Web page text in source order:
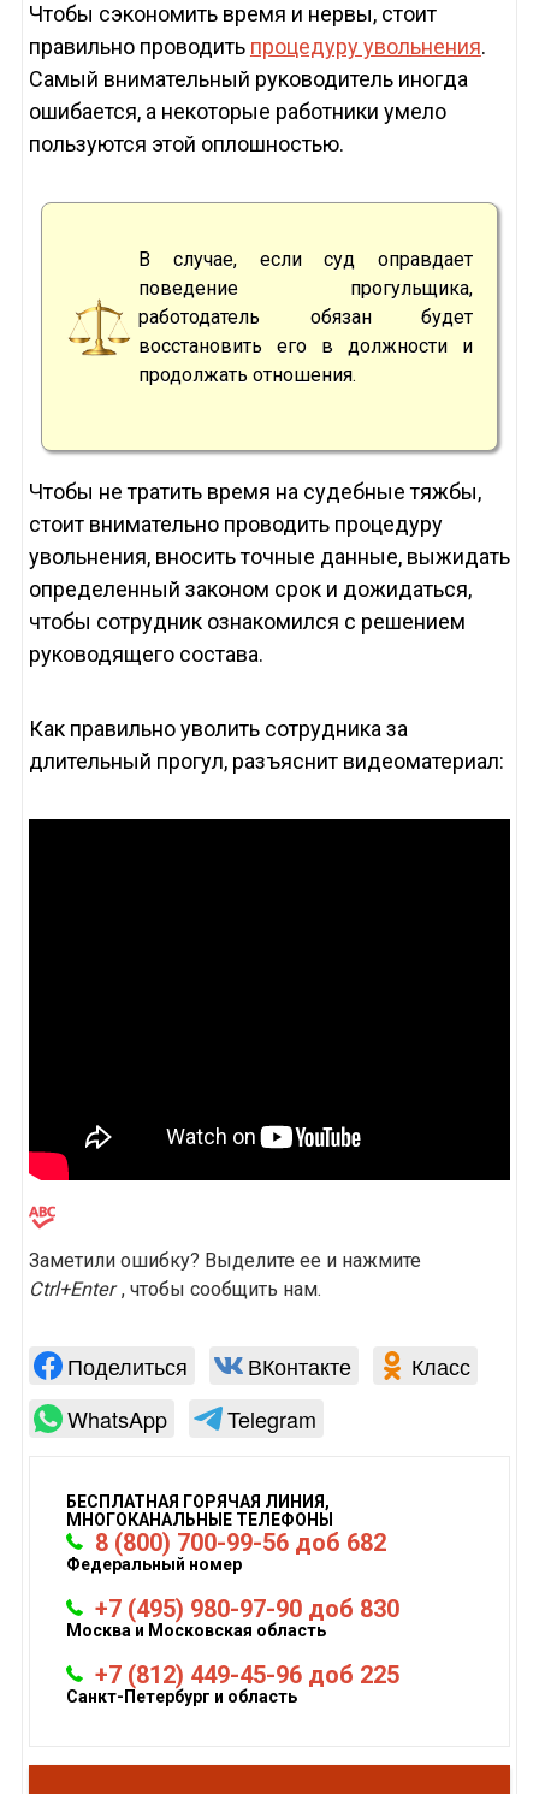
Чтобы сэкономить время и нервы, стоит
правильно проводить процедуру увольнения.
Самый внимательный руководитель иногда
ошибается, а некоторые работники умело
пользуются этой оплошностью.
В случае, если суд оправдает
поведение прогульщика,
работодатель обязан будет
восстановить его в должности и
продолжать отношения.
Чтобы не тратить время на судебные тяжбы,
стоит внимательно проводить процедуру
увольнения, вносить точные данные, выжидать
определенный законом срок и дожидаться,
чтобы сотрудник ознакомился с решением
руководящего состава.
Как правильно уволить сотрудника за
длительный прогул, разъяснит видеоматериал:
Заметили ошибку? Выделите ее и нажмите
Ctrl+Enter , чтобы сообщить нам.
Поделиться ВКонтакте
Класс
WhatsApp
Telegram
БЕСПЛАТНАЯ ГОРЯЧАЯ ЛИНИЯ,
МНОГОКАНАЛЬНЫЕ ТЕЛЕФОНЫ
8 (800) 700-99-56 доб 682
Федеральный номер
+7 (495) 980-97-90 доб 830
Москва и Московская область
+7 (812) 449-45-96 доб 225
Санкт-Петербург и область